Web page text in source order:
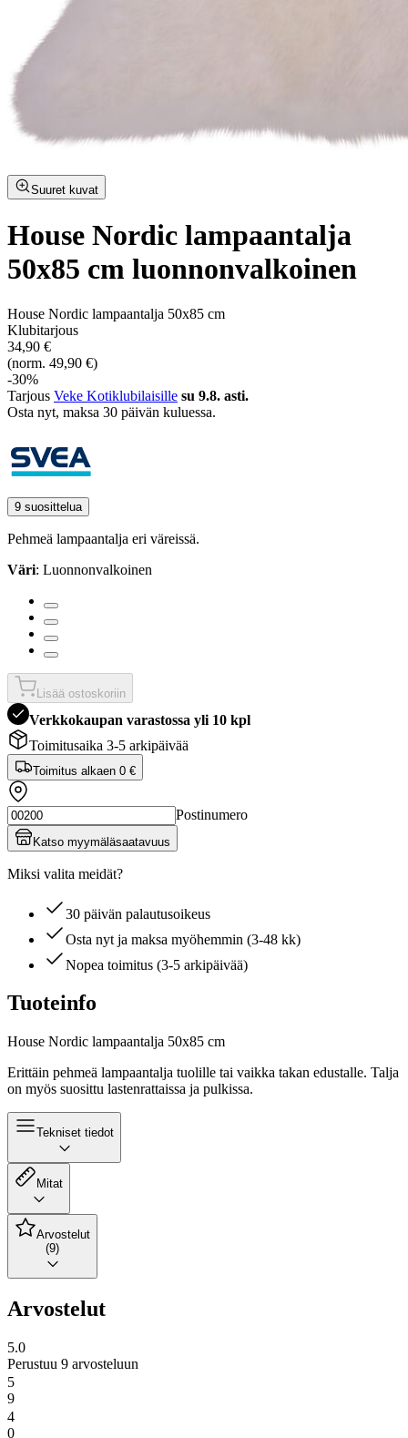
Suuret kuvat
House Nordic lampaantalja
50x85 cm luonnonvalkoinen
House Nordic lampaantalja 50x85 cm
Klubitarjous
34,90 €
(norm. 49,90 €)
-30%
Tarjous Veke Kotiklubilaisille su 9.8. asti.
Osta nyt, ­maksa 30 päivän kuluessa.
9 suosittelua
Pehmeä lampaantalja eri väreissä.
Väri: Luonnonvalkoinen
Lisää ostoskoriin
Verkkokaupan varastossa yli 10 kpl
Toimitusaika 3-5 arkipäivää
Toimitus alkaen 0 €
Postinumero
Katso myymäläsaatavuus
Miksi valita meidät?
30 päivän palautusoikeus
Osta nyt ja maksa myöhemmin (3-48 kk)
Nopea toimitus (3-5 arkipäivää)
Tuoteinfo
House Nordic lampaantalja 50x85 cm
Erittäin pehmeä lampaantalja tuolille tai vaikka takan edustalle. Talja
on myös suosittu lastenrattaissa ja pulkissa.
Tekniset tiedot
Mitat
Arvostelut
(9)
Arvostelut
5.0
Perustuu 9 arvosteluun
5
9
4
0